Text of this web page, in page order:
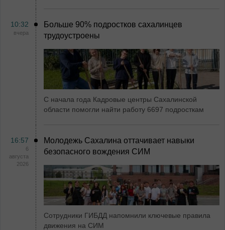
10:32
вчера
Больше 90% подростков сахалинцев
трудоустроены
С начала года Кадровые центры Сахалинской
области помогли найти работу 6697 подросткам
16:57
6
августа
2026
Молодежь Сахалина оттачивает навыки
безопасного вождения СИМ
Сотрудники ГИБДД напомнили ключевые правила
движения на СИМ